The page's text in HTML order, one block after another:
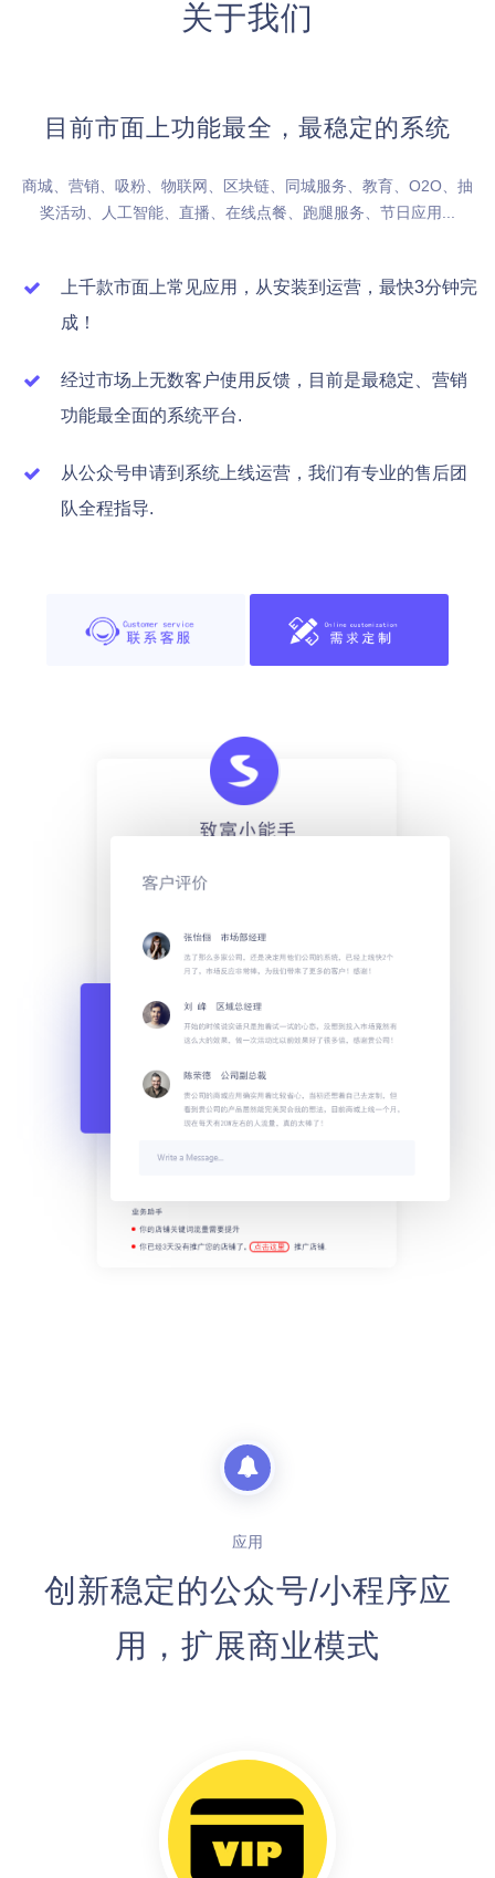
关于我们
目前市面上功能最全，最稳定的系统
商城、营销、吸粉、物联网、区块链、同城服务、教育、O2O、抽
奖活动、人工智能、直播、在线点餐、跑腿服务、节日应用...
上千款市面上常见应用，从安装到运营，最快3分钟完
成！
经过市场上无数客户使用反馈，目前是最稳定、营销
功能最全面的系统平台.
从公众号申请到系统上线运营，我们有专业的售后团
队全程指导.
应用
创新稳定的公众号/小程序应
用，扩展商业模式